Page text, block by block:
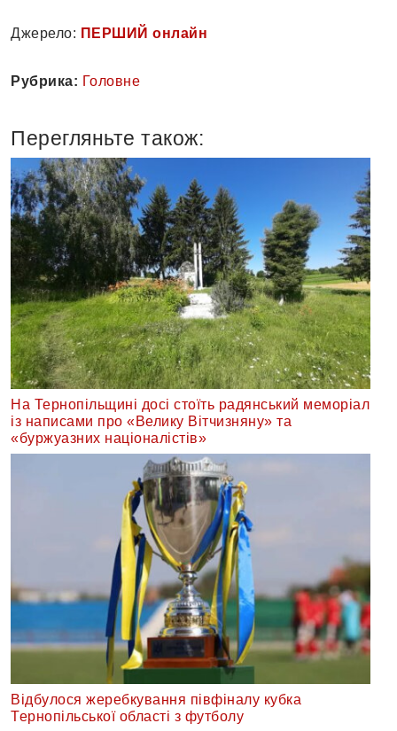
Джерело: ПЕРШИЙ онлайн
Рубрика: Головне
Перегляньте також:
На Тернопільщині досі стоїть радянський меморіал
із написами про «Велику Вітчизняну» та
«буржуазних націоналістів»
Відбулося жеребкування півфіналу кубка
Тернопільської області з футболу